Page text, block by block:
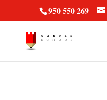
950 550 269